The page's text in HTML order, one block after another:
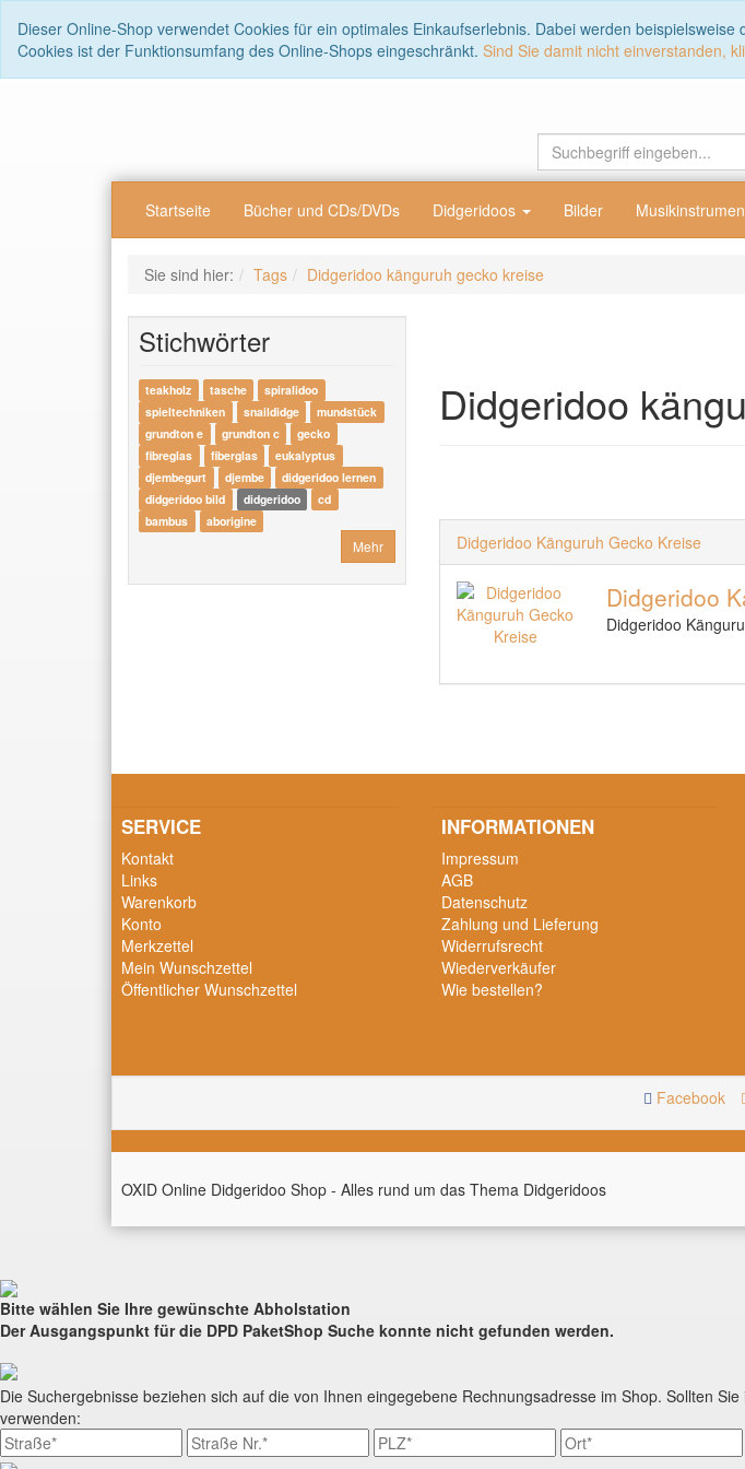
Dieser Online-Shop verwendet Cookies für ein optimales Einkaufserlebnis. Dabei werden
Cookies ist der Funktionsumfang des Online-Shops eingeschränkt. Sind Sie damit nicht einverstanden,
Startseite Bücher und CDs/DVDs Didgeridoos Bilder
Sie sind hier: Tags Didgeridoo känguruh gecko kreise
Stichwörter
teakholz tasche
spiralidoo
spieltechniken
snaildidge
mundstück
grundton e
grundton c
gecko
fibreglas
fiberglas
eukalyptus
djembegurt
djembe
didgeridoo lernen
didgeridoo bild
didgeridoo
cd
bambus
aborigine
Mehr
Didgeridoo
Didgeridoo Känguruh Gecko Kreise
Didgeridoo
Didgeridoo
SERVICE
Kontakt
Links
Warenkorb
Konto
Merkzettel
Mein Wunschzettel
Öffentlicher Wunschzettel
INFORMATIONEN
Impressum
AGB
Datenschutz
Zahlung und Lieferung
Widerrufsrecht
Wiederverkäufer
Wie bestellen?
Facebook
OXID Online Didgeridoo Shop - Alles rund um das Thema Didgeridoos
Bitte wählen Sie Ihre gewünschte Abholstation
Der Ausgangspunkt für die DPD PaketShop Suche konnte nicht gefunden werden.
Die Suchergebnisse beziehen sich auf die von Ihnen eingegebene Rechnungsadresse im Shop. Sollten
verwenden: